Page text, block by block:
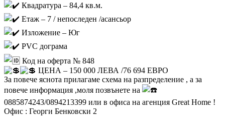
Квадратура – 84,4 кв.м.
Етаж – 7 / непоследен /асансьор
Изложение – Юг
PVC дограма
Код на оферта № 848
ЦЕНА – 150 000 ЛЕВА /76 694 ЕВРО
За повече яснота прилагаме схема на разпределение , а за
повече информация ,моля позвънете на
0885874243/0894213399 или в офиса на агенция Great Home !
Офис : Георги Бенковски 2